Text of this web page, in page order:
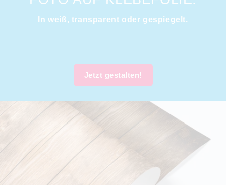
In weiß, transparent oder gespiegelt.
Jetzt gestalten!